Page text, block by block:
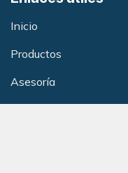
Inicio
Productos
Asesoría